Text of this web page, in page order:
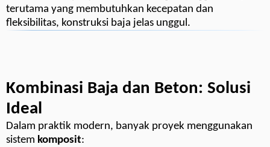
terutama yang membutuhkan kecepatan dan
fleksibilitas, konstruksi baja jelas unggul.
Kombinasi Baja dan Beton: Solusi
Ideal
Dalam praktik modern, banyak proyek menggunakan
sistem komposit: